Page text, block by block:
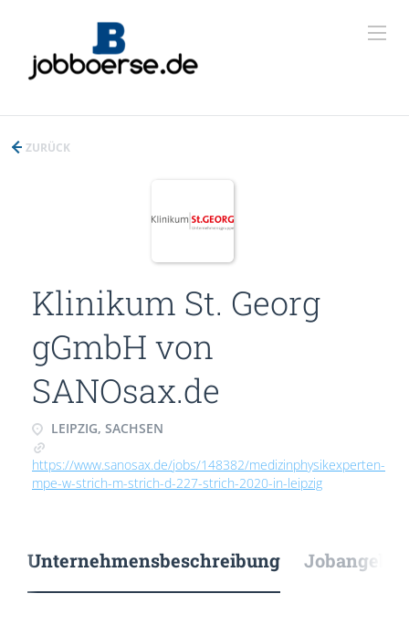
ZURÜCK
Klinikum St. Georg
gGmbH von
SANOsax.de
LEIPZIG, SACHSEN
https://www.sanosax.de/jobs/148382/medizinphysikexperten-
mpe-w-strich-m-strich-d-227-strich-2020-in-leipzig
Unternehmensbeschreibung